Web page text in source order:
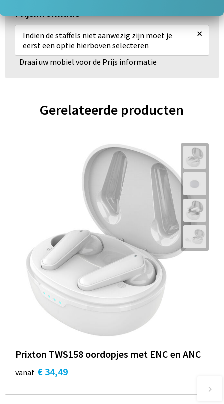
Prijsinformatie
Indien de staffels niet aanwezig zijn moet je
eerst een optie hierboven selecteren
×
Draai uw mobiel voor de Prijs informatie
Gerelateerde producten
Prixton TWS158 oordopjes met ENC en ANC
vanaf € 34,49